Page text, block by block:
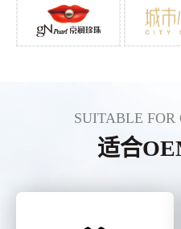
SUITABLE FOR
适合